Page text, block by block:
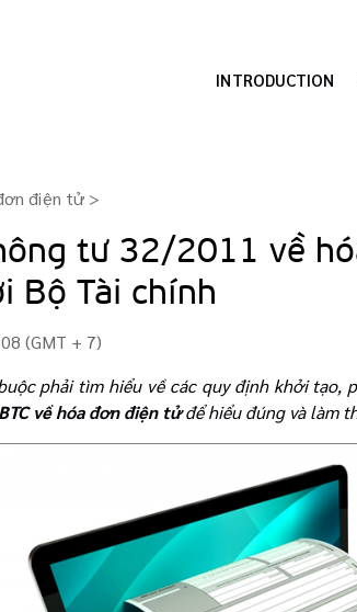
INTRODUCTION
điện tử >
tư 32/2011 về
Bộ Tài chính
(GMT + 7)
phải tìm hiểu về các quy định khởi tạo,
về hóa đơn điện tửđể hiểu đúng và làm